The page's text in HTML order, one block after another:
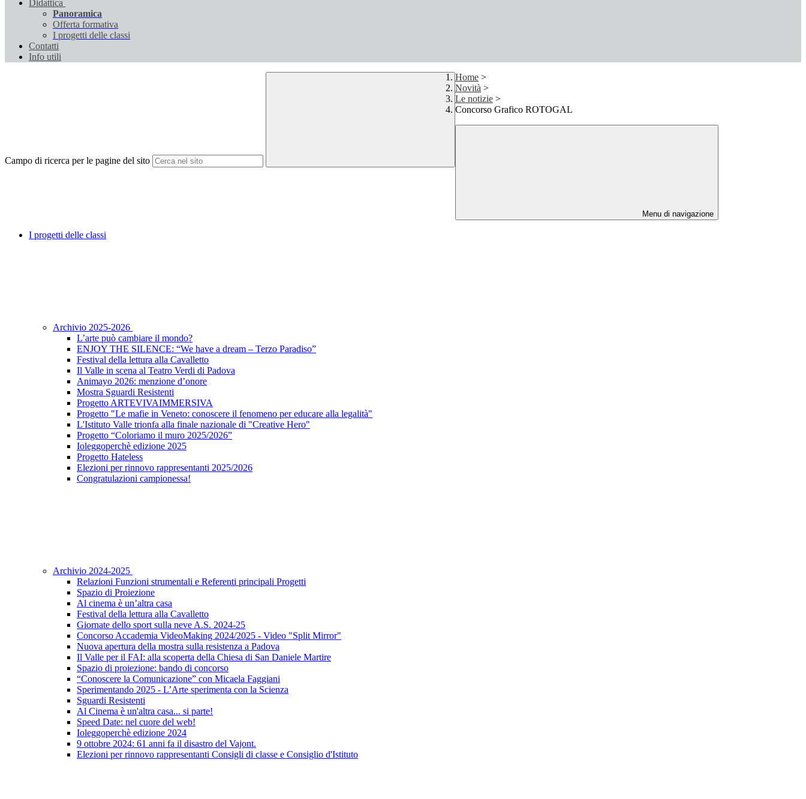
Didattica
Panoramica
Offerta formativa
I progetti delle classi
Contatti
Info utili
Campo di ricerca per le pagine del sito
Home >
Novità >
Le notizie >
Concorso Grafico ROTOGAL
Menu di navigazione
I progetti delle classi
Archivio 2025-2026
L’arte può cambiare il mondo?
ENJOY THE SILENCE: “We have a dream – Terzo Paradiso”
Festival della lettura alla Cavalletto
Il Valle in scena al Teatro Verdi di Padova
Animayo 2026: menzione d’onore
Mostra Sguardi Resistenti
Progetto ARTEVIVAIMMERSIVA
Progetto "Le mafie in Veneto: conoscere il fenomeno per educare alla legalità"
L'Istituto Valle trionfa alla finale nazionale di "Creative Hero"
Progetto “Coloriamo il muro 2025/2026”
Ioleggoperchè edizione 2025
Progetto Hateless
Elezioni per rinnovo rappresentanti 2025/2026
Congratulazioni campionessa!
Archivio 2024-2025
Relazioni Funzioni strumentali e Referenti principali Progetti
Spazio di Proiezione
Al cinema è un’altra casa
Festival della lettura alla Cavalletto
Giornate dello sport sulla neve A.S. 2024-25
Concorso Accademia VideoMaking 2024/2025 - Video "Split Mirror"
Nuova apertura della mostra sulla resistenza a Padova
Il Valle per il FAI: alla scoperta della Chiesa di San Daniele Martire
Spazio di proiezione: bando di concorso
“Conoscere la Comunicazione” con Micaela Faggiani
Sperimentando 2025 - L’Arte sperimenta con la Scienza
Sguardi Resistenti
Al Cinema è un'altra casa... si parte!
Speed Date: nel cuore del web!
Ioleggoperchè edizione 2024
9 ottobre 2024: 61 anni fa il disastro del Vajont.
Elezioni per rinnovo rappresentanti Consigli di classe e Consiglio d'Istituto